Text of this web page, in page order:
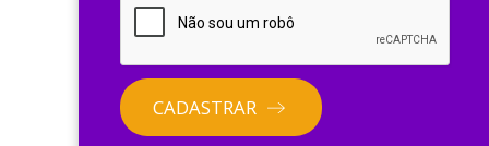
CADASTRAR